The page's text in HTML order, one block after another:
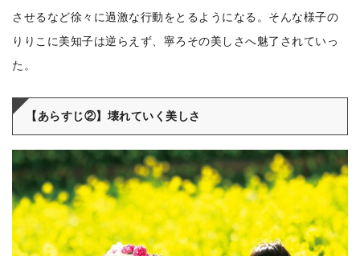
させるなど徐々に過激な行動をとるようになる。そんな様子の
りりこに美知子は逆らえず、寧ろその美しさへ魅了されていっ
た。
【あらすじ②】壊れていく美しさ